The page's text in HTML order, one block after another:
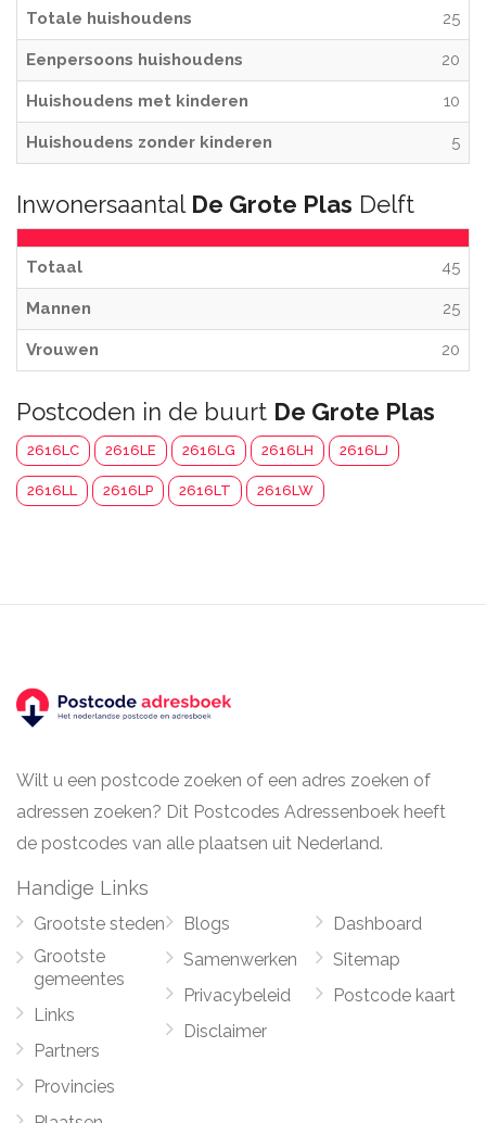
Totale huishoudens 25
Eenpersoons huishoudens 20
Huishoudens met kinderen 10
Huishoudens zonder kinderen 5
Inwonersaantal De Grote Plas Delft
Totaal 45
Mannen 25
Vrouwen 20
Postcoden in de buurt De Grote Plas
2616LC 2616LE 2616LG 2616LH 2616LJ
2616LL 2616LP 2616LT 2616LW
Wilt u een postcode zoeken of een adres zoeken of
adressen zoeken? Dit Postcodes Adressenboek heeft
de postcodes van alle plaatsen uit Nederland.
Handige Links
Grootste steden
Grootste
gemeentes
Links
Partners
Provincies
Blogs
Samenwerken
Privacybeleid
Disclaimer
Dashboard
Sitemap
Postcode kaart